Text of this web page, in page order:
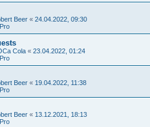
Beer « 24.04.2022, 09:30
Cola « 23.04.2022, 01:24
Beer « 19.04.2022, 11:38
Beer « 13.12.2021, 18:13